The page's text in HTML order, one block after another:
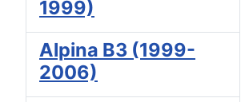
1999)
Alpina B3 (1999-
2006)